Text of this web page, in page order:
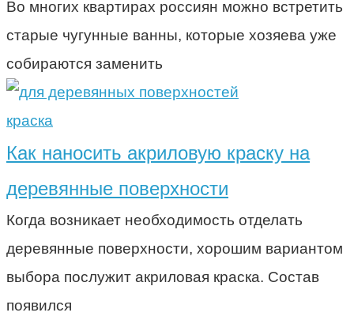
Во многих квартирах россиян можно встретить
старые чугунные ванны, которые хозяева уже
собираются заменить
краска
Как наносить акриловую краску на
деревянные поверхности
Когда возникает необходимость отделать
деревянные поверхности, хорошим вариантом
выбора послужит акриловая краска. Состав
появился